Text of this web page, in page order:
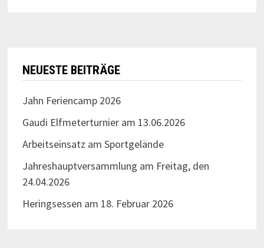
NEUESTE BEITRÄGE
Jahn Feriencamp 2026
Gaudi Elfmeterturnier am 13.06.2026
Arbeitseinsatz am Sportgelände
Jahreshauptversammlung am Freitag, den
24.04.2026
Heringsessen am 18. Februar 2026